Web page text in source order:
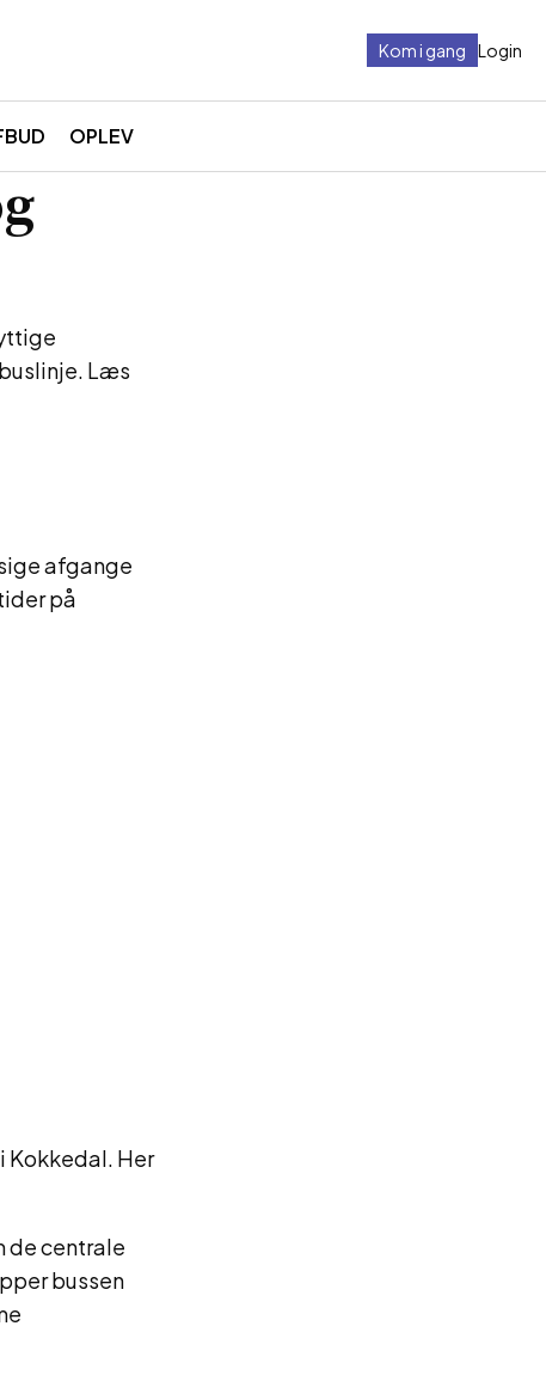
Login
Kom i gang
OPLEV
Læs
afgange
på
Kokkedal. Her
de centrale
bussen